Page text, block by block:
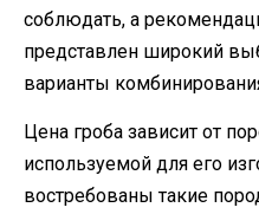
соблюдать, а
представлен широкий
варианты
Цена гроба зависит от
используемой для его
востребованы такие